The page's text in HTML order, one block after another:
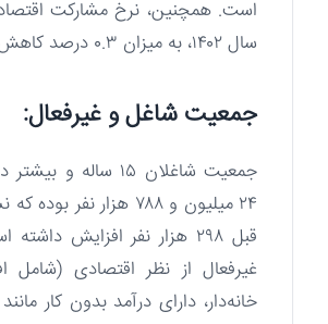
است. همچنین، نرخ مشارکت
سال ۱۴۰۲، به میزان ۰.۳ درصد کاهش یافته است.
جمعیت شاغل و غیرفعال:
۲۴ میلیون و ۷۸۸ هزار نفر
قبل ۲۹۸ هزار نفر افزایش
غیرفعال از نظر اقتصادی (شامل
خانه‌دار، دارای درآمد بدون کار